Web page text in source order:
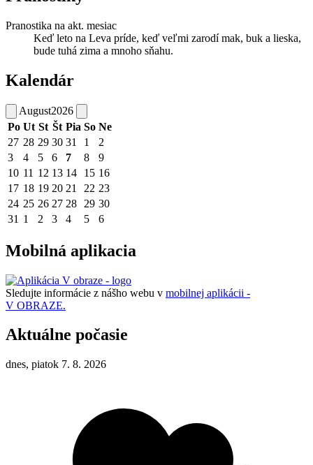
Pranostika na akt. mesiac
Keď leto na Leva príde, keď veľmi zarodí mak, buk a lieska,
bude tuhá zima a mnoho sňahu.
Kalendár
August2026
Po Ut St Št Pia So Ne
27 28 29 30 31 1
2
3
4 5 6 7 8
9
10 11 12 13 14 15 16
17 18 19 20 21 22 23
24 25 26 27 28 29 30
31 1 2 3 4 5 6
Mobilná aplikacia
Sledujte informácie z nášho webu v mobilnej aplikácii -
V OBRAZE.
Aktuálne počasie
dnes, piatok 7. 8. 2026